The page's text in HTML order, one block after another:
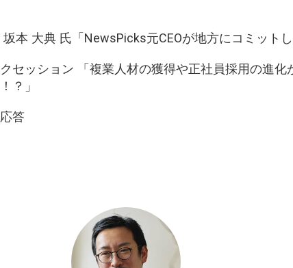
本 大典 氏「NewsPicks元CEOが地方にコミットし
クセッション 「複業人材の獲得や正社員採用の進化
？」
答